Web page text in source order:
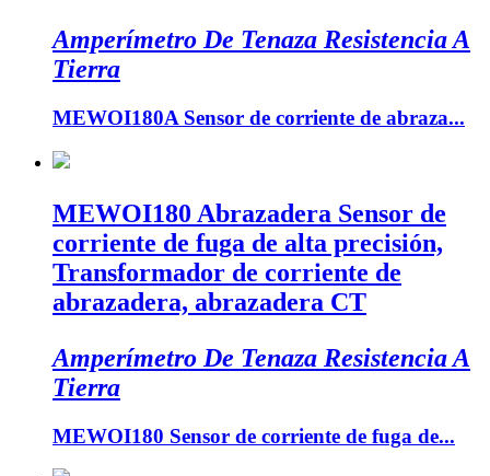
Amperímetro De Tenaza Resistencia A
Tierra
MEWOI180A Sensor de corriente de abraza...
MEWOI180 Abrazadera Sensor de
corriente de fuga de alta precisión,
Transformador de corriente de
abrazadera, abrazadera CT
Amperímetro De Tenaza Resistencia A
Tierra
MEWOI180 Sensor de corriente de fuga de...